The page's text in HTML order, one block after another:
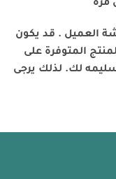
مره
العميل . قد يكون
المتوفرة على
لك. لذلك يرجى